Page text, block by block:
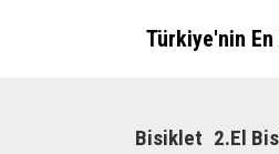
Türkiye'nin
Bisiklet 2.El